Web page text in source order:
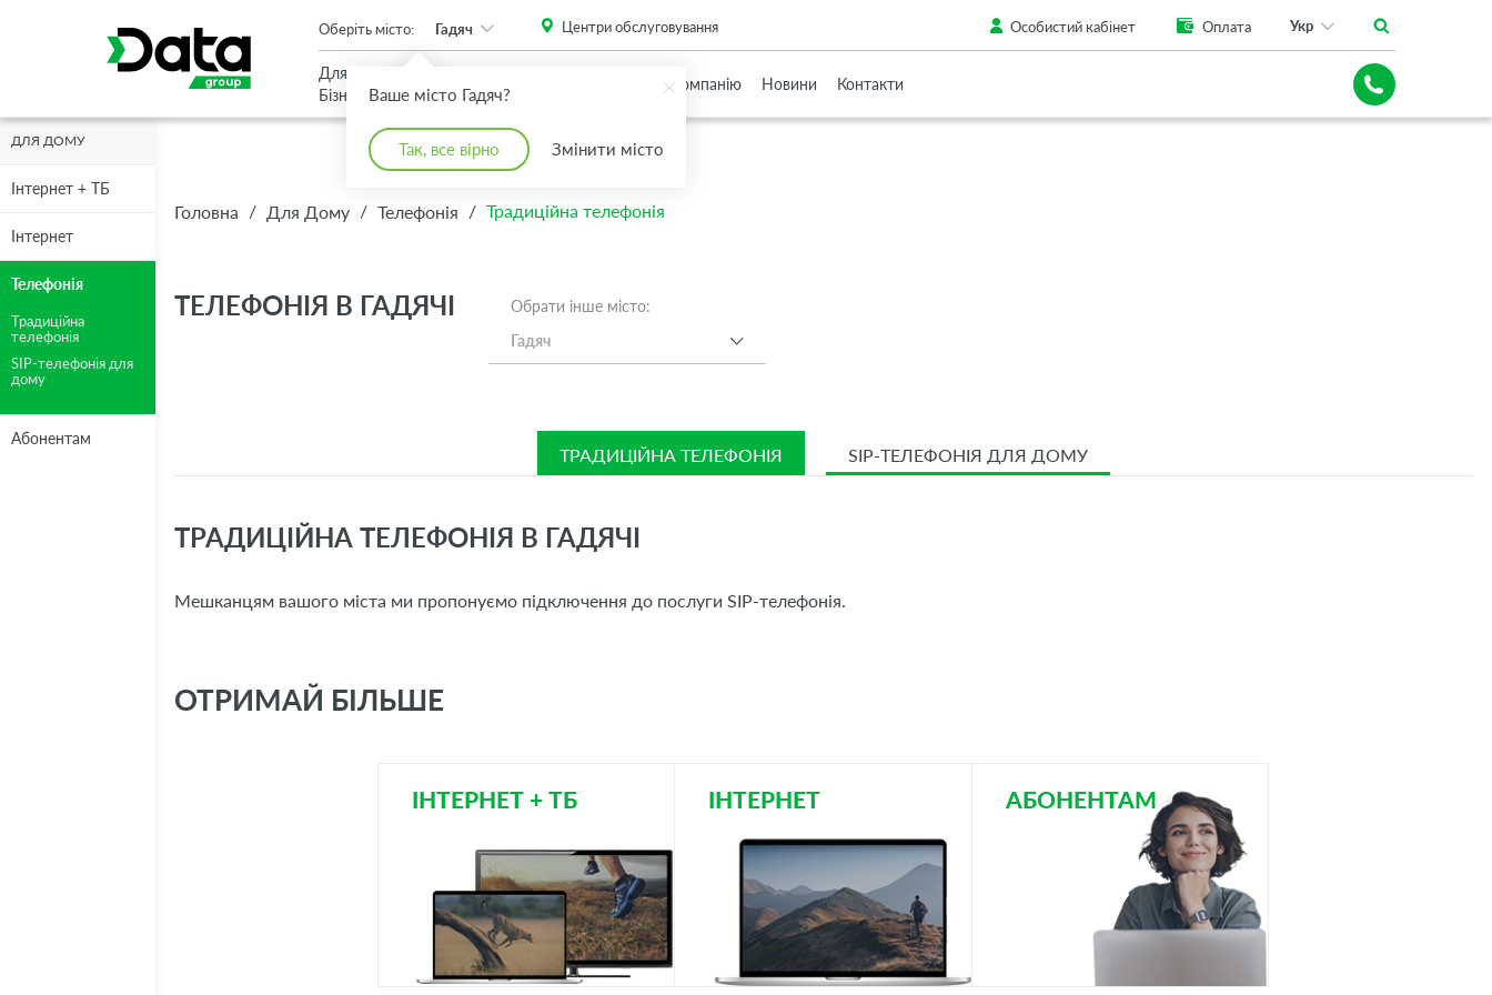
Ваше місто Гадяч?
Так, все вірно Змінити місто
Оберіть місто: Гадяч Центри обслуговування Особистий кабінет Оплата Укр
Для
Бізнесу
Дому
Про Компанію Новини Контакти
ДЛЯ ДОМУ
Інтернет + ТБ
Інтернет
Телефонія
Традиційна
телефонія
SIP-телефонія для
дому
Абонентам
Головна / Для Дому / Телефонія / Традиційна телефонія
ТЕЛЕФОНІЯ В ГАДЯЧІ
Обрати інше місто:
Гадяч
ТРАДИЦІЙНА ТЕЛЕФОНІЯ SIP-ТЕЛЕФОНІЯ ДЛЯ ДОМУ
ТРАДИЦІЙНА ТЕЛЕФОНІЯ В ГАДЯЧІ
Мешканцям вашого міста ми пропонуємо підключення до послуги SIP-телефонія.
ОТРИМАЙ БІЛЬШЕ
ІНТЕРНЕТ + ТБ ІНТЕРНЕТ АБОНЕНТАМ
An important update (Chrome 143) is available for your browser. Please install this critical browser update